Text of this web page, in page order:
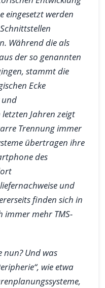
eingesetzt werden
Während die als
der so genannten
stammt die
Ecke
und
Jahren zeigt
Trennung immer
übertragen ihre
des
und
finden sich in
immer mehr TMS-
nun? Und was
wie etwa